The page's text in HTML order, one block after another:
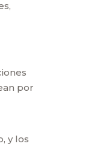
por
y los